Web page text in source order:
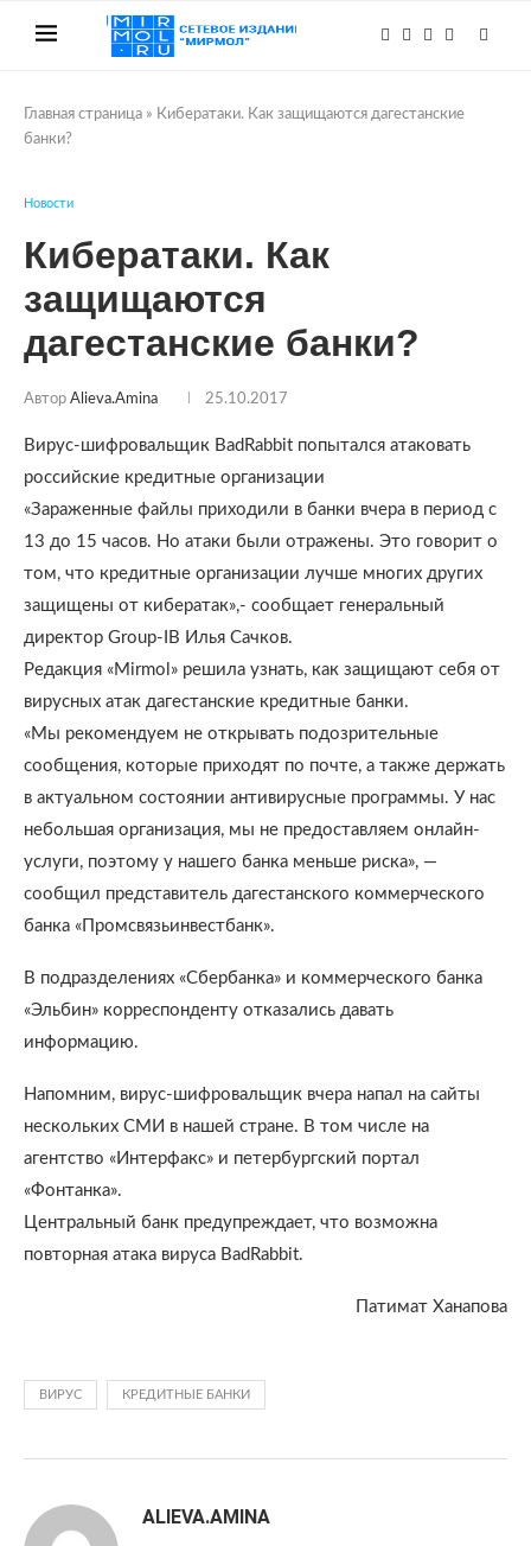
Главная страница » Кибератаки. Как защищаются дагестанские
банки?
Новости
Кибератаки. Как
защищаются
дагестанские банки?
Автор Alieva.amina 25.10.2017
Вирус-шифровальщик BadRabbit попытался атаковать
российские кредитные организации
«Зараженные файлы приходили в банки вчера в период с
13 до 15 часов. Но атаки были отражены. Это говорит о
том, что кредитные организации лучше многих других
защищены от кибератак»,- сообщает генеральный
директор Group-IB Илья Сачков.
Редакция «Mirmol» решила узнать, как защищают себя от
вирусных атак дагестанские кредитные банки.
«Мы рекомендуем не открывать подозрительные
сообщения, которые приходят по почте, а также держать
в актуальном состоянии антивирусные программы. У нас
небольшая организация, мы не предоставляем онлайн-
услуги, поэтому у нашего банка меньше риска», —
сообщил представитель дагестанского коммерческого
банка «Промсвязьинвестбанк».
В подразделениях «Сбербанка» и коммерческого банка
«Эльбин» корреспонденту отказались давать
информацию.
Напомним, вирус-шифровальщик вчера напал на сайты
нескольких СМИ в нашей стране. В том числе на
агентство «Интерфакс» и петербургский портал
«Фонтанка».
Центральный банк предупреждает, что возможна
повторная атака вируса BadRabbit.
Патимат Ханапова
ВИРУС КРЕДИТНЫЕ БАНКИ
ALIEVA.AMINA